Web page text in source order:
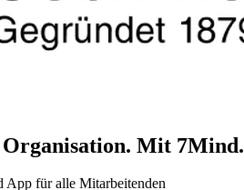
Organisation. Mit 7Mind.
für alle Mitarbeitenden